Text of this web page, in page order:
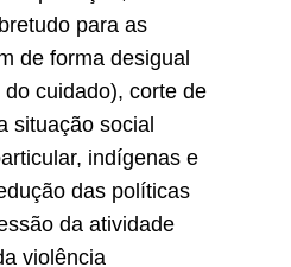
para as
de forma desigual
cuidado), corte de
situação social
indígenas e
das políticas
da atividade
violência